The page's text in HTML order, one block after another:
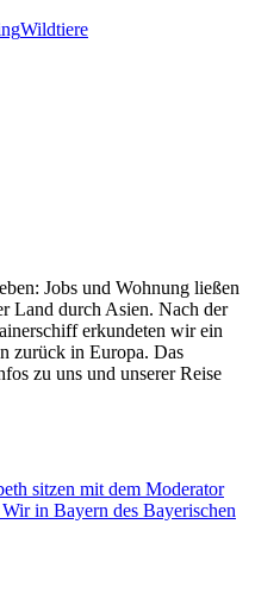
Wildtiere
Jobs und Wohnung ließen
Land durch Asien. Nach der
erkundeten wir ein
zurück in Europa. Das
zu uns und unserer Reise